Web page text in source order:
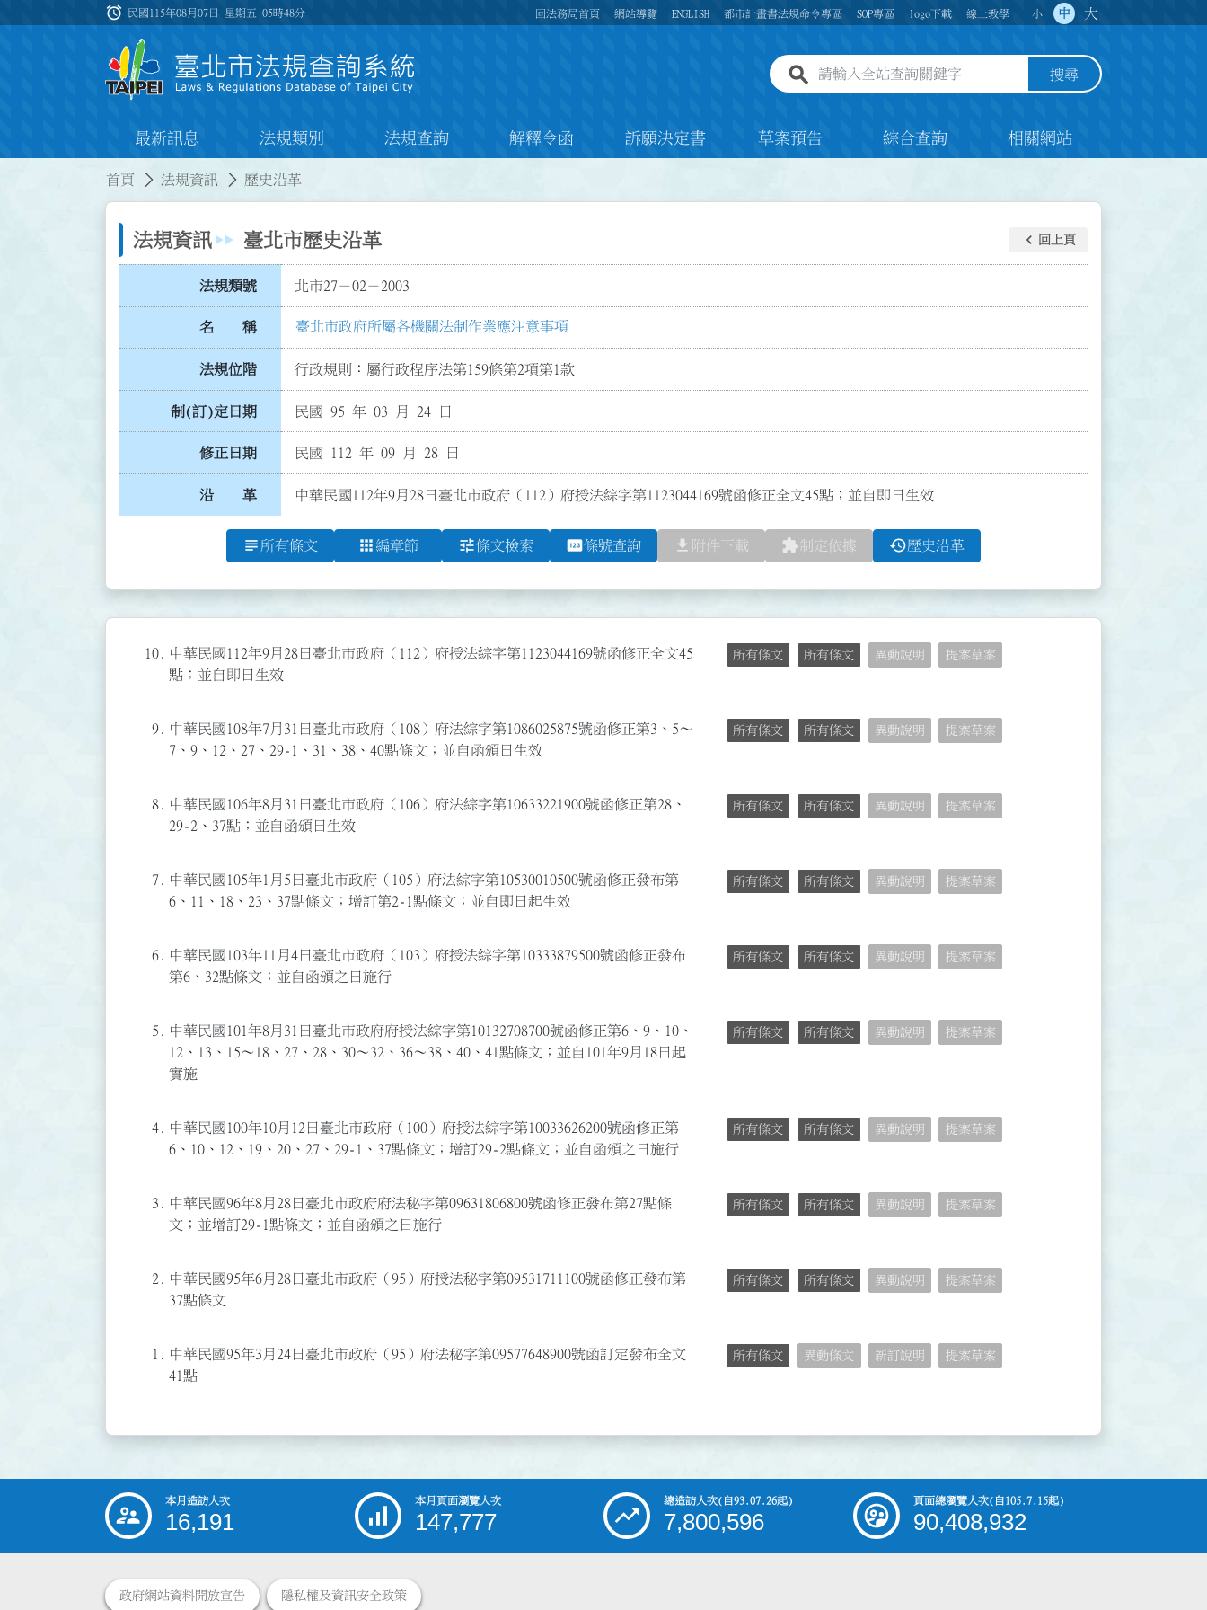
:::
alarm 民國115年08月07日 星期五05時48分 回法務局首頁 網站導覽 ENGLISH 都市計畫書法規命令專區 SOP專區 logo下載 線上教學 小 中 大
全站查詢關鍵字欄位 搜尋
最新訊息 法規類別 法規查詢 解釋令函 訴願決定書 草案預告 綜合查詢 相關網站
首頁 法規資訊 歷史沿革
法規資訊 臺北市歷史沿革 keyboard_arrow_left 回上頁
法規類號 北市27－02－2003
名 稱 臺北市政府所屬各機關法制作業應注意事項
法規位階 行政規則：屬行政程序法第159條第2項第1款
制(訂)定日期 民國 95 年 03 月 24 日
修正日期 民國 112 年 09 月 28 日
沿 革 中華民國112年9月28日臺北市政府（112）府授法綜字第1123044169號函修正全文45點；並自即日生效
subject 所有條文 apps 編章節 tune條文檢索 pin條號查詢 file_download 附件下載 extension制定依據 history歷史沿革
10.
中華民國112年9月28日臺北市政府（112）府授法綜字第1123044169號函修正全文45
點；並自即日生效
所有條文 所有條文 異動說明 提案草案
9.
中華民國108年7月31日臺北市政府（108）府法綜字第1086025875號函修正第3、5～
7、9、12、27、29-1、31、38、40點條文；並自函頒日生效
所有條文 所有條文 異動說明 提案草案
8.
中華民國106年8月31日臺北市政府（106）府法綜字第10633221900號函修正第28、
29-2、37點；並自函頒日生效
所有條文 所有條文 異動說明 提案草案
7.
中華民國105年1月5日臺北市政府（105）府法綜字第10530010500號函修正發布第
6、11、18、23、37點條文；增訂第2-1點條文；並自即日起生效
所有條文 所有條文 異動說明 提案草案
6.
中華民國103年11月4日臺北市政府（103）府授法綜字第10333879500號函修正發布
第6、32點條文；並自函頒之日施行
所有條文 所有條文 異動說明 提案草案
5.
中華民國101年8月31日臺北市政府府授法綜字第10132708700號函修正第6、9、10、
12、13、15～18、27、28、30～32、36～38、40、41點條文；並自101年9月18日起
實施
所有條文 所有條文 異動說明 提案草案
4.
中華民國100年10月12日臺北市政府（100）府授法綜字第10033626200號函修正第
6、10、12、19、20、27、29-1、37點條文；增訂29-2點條文；並自函頒之日施行
所有條文 所有條文 異動說明 提案草案
3.
中華民國96年8月28日臺北市政府府法秘字第09631806800號函修正發布第27點條
文；並增訂29-1點條文；並自函頒之日施行
所有條文 所有條文 異動說明 提案草案
2.
中華民國95年6月28日臺北市政府（95）府授法秘字第09531711100號函修正發布第
37點條文
所有條文 所有條文 異動說明 提案草案
1.
中華民國95年3月24日臺北市政府（95）府法秘字第09577648900號函訂定發布全文
41點
所有條文 異動條文 新訂說明 提案草案
::: 本月造訪人次
16,191
本月頁面瀏覽人次
147,777
總造訪人次(自93.07.26起)
7,800,596
頁面總瀏覽人次(自105.7.15起)
90,408,932
政府網站資料開放宣告 隱私權及資訊安全政策